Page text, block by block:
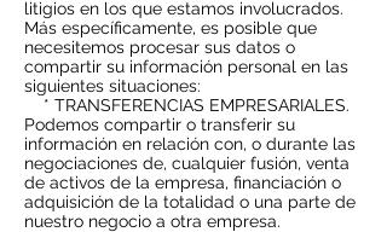
litigios en los que estamos involucrados.
Más específicamente, es posible que
necesitemos procesar sus datos o
compartir su información personal en las
siguientes situaciones:
* TRANSFERENCIAS EMPRESARIALES.
Podemos compartir o transferir su
información en relación con, o durante las
negociaciones de, cualquier fusión, venta
de activos de la empresa, financiación o
adquisición de la totalidad o una parte de
nuestro negocio a otra empresa.